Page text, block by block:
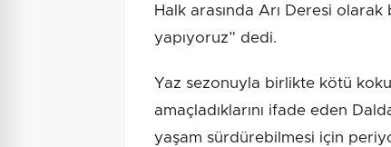
Halk arasında Arı Deresi
yapıyoruz” dedi.
Yaz sezonuyla birlikte kötü
amaçladıklarını ifade eden
yaşam sürdürebilmesi için